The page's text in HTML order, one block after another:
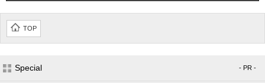
TOP
Special - PR -